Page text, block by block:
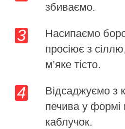
збиваємо.
Насипаємо
просіює з
м’яке тісто.
Відсаджуємо з
печива у формі
каблучок.